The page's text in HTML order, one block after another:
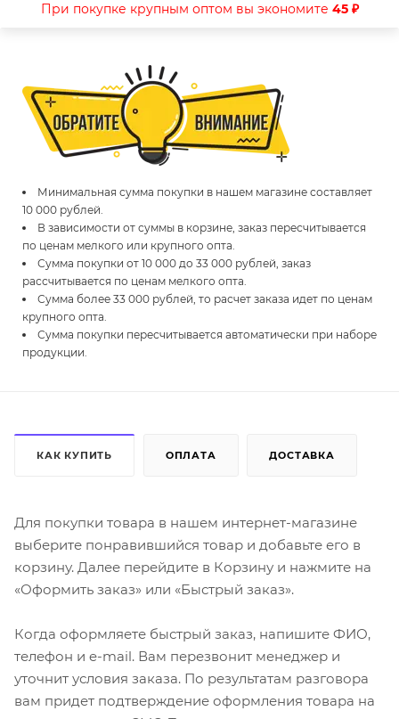
При покупке крупным оптом вы экономите 45 ₽
Минимальная сумма покупки в нашем магазине составляет
10 000 рублей.
В зависимости от суммы в корзине, заказ пересчитывается
по ценам мелкого или крупного опта.
Сумма покупки от 10 000 до 33 000 рублей, заказ
рассчитывается по ценам мелкого опта.
Сумма более 33 000 рублей, то расчет заказа идет по ценам
крупного опта.
Сумма покупки пересчитывается автоматически при наборе
продукции.
КАК КУПИТЬ ОПЛАТА ДОСТАВКА
Для покупки товара в нашем интернет-магазине
выберите понравившийся товар и добавьте его в
корзину. Далее перейдите в Корзину и нажмите на
«Оформить заказ» или «Быстрый заказ».
Когда оформляете быстрый заказ, напишите ФИО,
телефон и e-mail. Вам перезвонит менеджер и
уточнит условия заказа. По результатам разговора
вам придет подтверждение оформления товара на